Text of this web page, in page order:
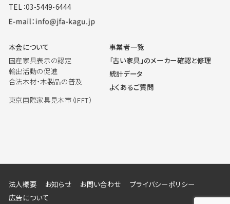
TEL：03-5449-6444
本会について
国産家具表示の認定
輸出活動の促進
合法木材・木製品の普及
東京国際家具見本市（IFFT）
事業者一覧
「古い家具」のメーカー確認と修理
統計データ
よくあるご質問
法人概要 お知らせ お問い合わせ
プライバシーポリシー
広告について